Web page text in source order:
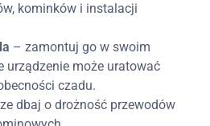
kominków i instalacji
– zamontuj go w swoim
urządzenie może uratować
czadu.
dbaj o drożność przewodów